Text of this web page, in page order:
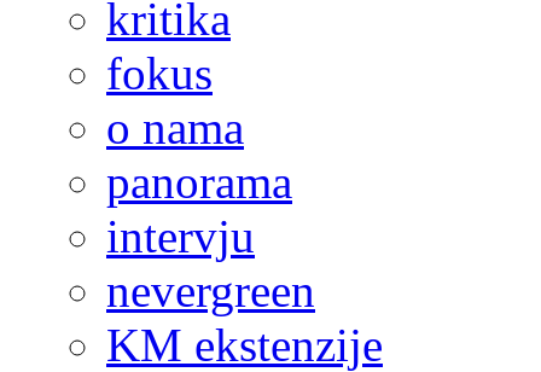
kritika
fokus
o nama
panorama
intervju
nevergreen
KM ekstenzije